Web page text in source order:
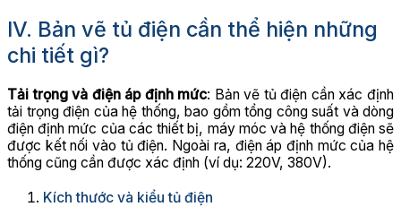
IV. Bản vẽ tủ điện cần thể hiện những
chi tiết gì?
Tải trọng và điện áp định mức: Bản vẽ tủ điện cần xác định
tải trọng điện của hệ thống, bao gồm tổng công suất và dòng
điện định mức của các thiết bị, máy móc và hệ thống điện sẽ
được kết nối vào tủ điện. Ngoài ra, điện áp định mức của hệ
thống cũng cần được xác định (ví dụ: 220V, 380V).
Kích thước và kiểu tủ điện